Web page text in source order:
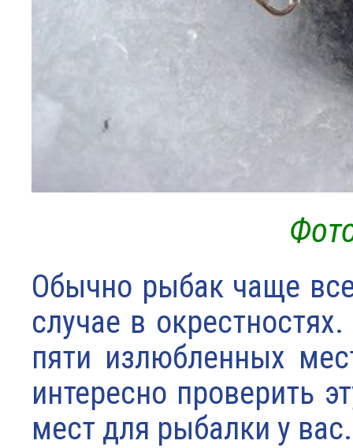
Обычно рыбак чаще
случае в
пяти излюбленных
интересно проверить
мест для рыбалки у